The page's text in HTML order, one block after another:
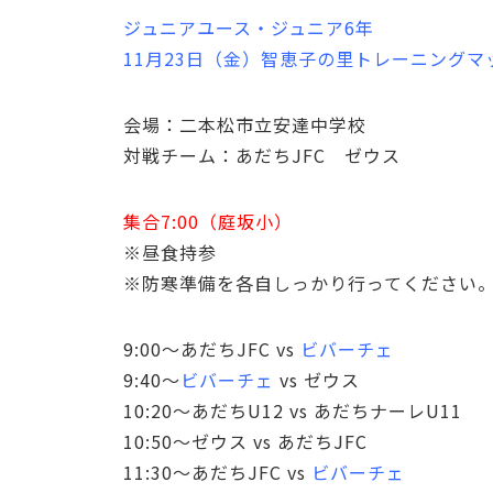
ジュニアユース・ジュニア6年
11月23日（金）智恵子の里トレーニングマ
会場：二本松市立安達中学校
対戦チーム：あだちJFC ゼウス
集合7:00（庭坂小）
※昼食持参
※防寒準備を各自しっかり行ってください
9:00～あだちJFC vs ビバーチェ
9:40～ ビバーチェ vs ゼウス
10:20～あだちU12 vs あだちナーレU11
10:50～ゼウス vs あだちJFC
11:30～あだちJFC vs ビバーチェ